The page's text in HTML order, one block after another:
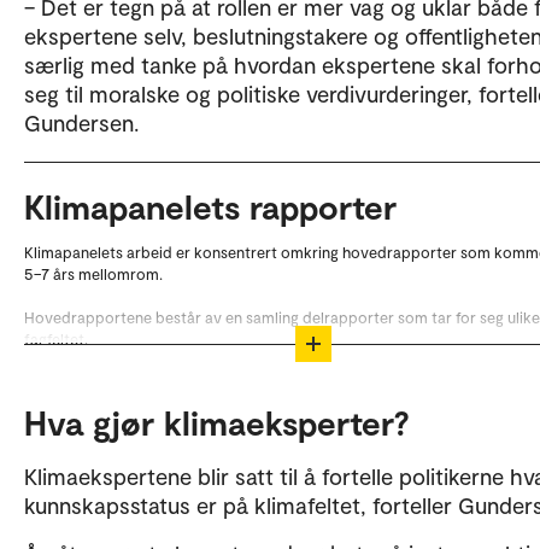
– Det er tegn på at rollen er mer vag og uklar både
ekspertene selv, beslutningstakere og
særlig med tanke på hvordan ekspertene skal
seg til moralske og politiske verdivurderinger,
Gundersen.
Klimapanelets rapporter
Klimapanelets arbeid er konsentrert omkring hovedrapporter som
5–7 års mellomrom.
Hovedrapportene består av en samling delrapporter som tar for seg
fagfeltet.
1: det naturvitenskapelige kunnskapsgrunnlaget om klimaendringer,
2: konsekvensene av klimaendringer for natur og samfunn og
Hva gjør klimaeksperter?
Klimaekspertene blir satt til å fortelle politikerne
kunnskapsstatus er på klimafeltet, forteller